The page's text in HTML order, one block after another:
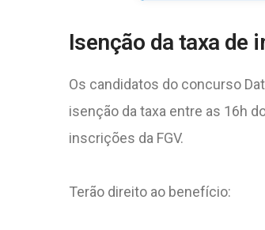
Isenção da taxa de
Os candidatos do concurso
isenção da taxa entre as 16h
inscrições da FGV.
Terão direito ao benefício: